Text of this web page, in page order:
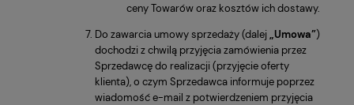
ceny Towarów oraz kosztów ich dostawy.
Do zawarcia umowy sprzedaży (dalej „Umowa”)
dochodzi z chwilą przyjęcia zamówienia przez
Sprzedawcę do realizacji (przyjęcie oferty
klienta), o czym Sprzedawca informuje poprzez
wiadomość e-mail z potwierdzeniem przyjęcia